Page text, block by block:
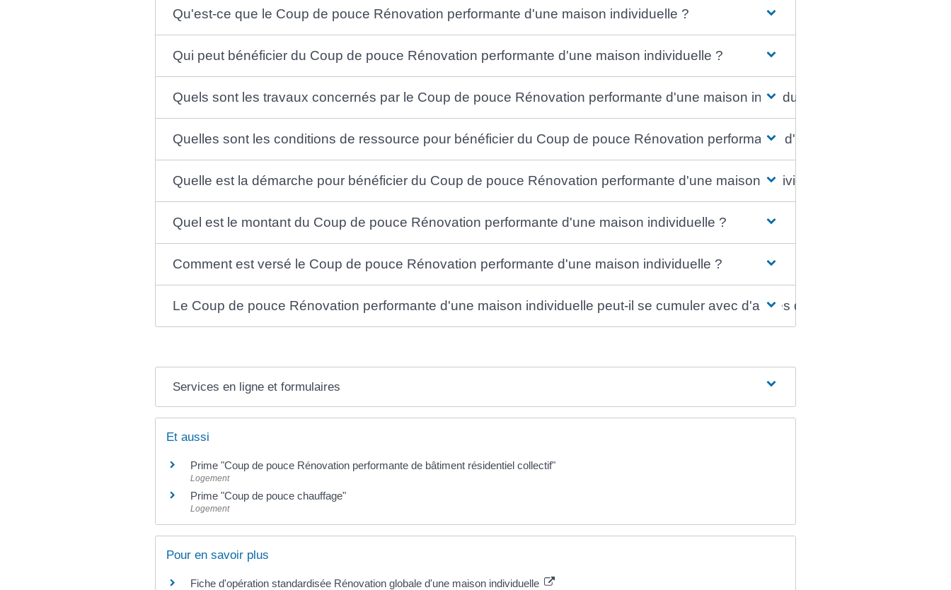
Qu'est-ce que le Coup de pouce Rénovation performante d'une maison individuelle ?
Qui peut bénéficier du Coup de pouce Rénovation performante d'une maison individuelle ?
Quels sont les travaux concernés par le Coup de pouce Rénovation performante d'une maison individuelle ?
Quelles sont les conditions de ressource pour bénéficier du Coup de pouce Rénovation performante d'une maison individuelle ?
Quelle est la démarche pour bénéficier du Coup de pouce Rénovation performante d'une maison individuelle ?
Quel est le montant du Coup de pouce Rénovation performante d'une maison individuelle ?
Comment est versé le Coup de pouce Rénovation performante d'une maison individuelle ?
Le Coup de pouce Rénovation performante d'une maison individuelle peut-il se cumuler avec d'autres dispositifs ?
Services en ligne et formulaires
Et aussi
Prime "Coup de pouce Rénovation performante de bâtiment résidentiel collectif"
Logement
Prime "Coup de pouce chauffage"
Logement
Pour en savoir plus
Fiche d'opération standardisée Rénovation globale d'une maison individuelle